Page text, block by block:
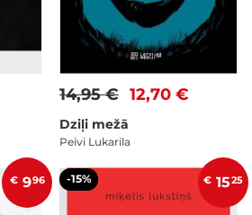
12,70 €
14,95 €
Dziļi mežā
Peivi Lukarila
€ 996 -15% € 1525